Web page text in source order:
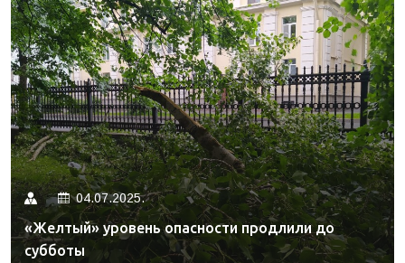
04.07.2025.
«Желтый» уровень опасности продлили до
субботы